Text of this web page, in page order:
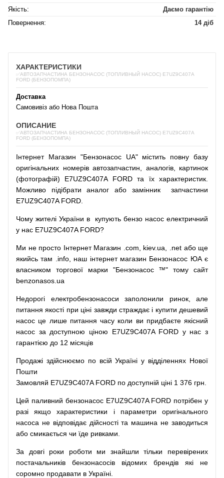
Якість:
Даємо гарантію
Повернення:
14 діб
ХАРАКТЕРИСТИКИ
✅АВТОЗАПЧАСТИНА БЕНЗОНАСОС (ТОПЛИВНЫЙ НАСОС) E7UZ9C407A
FORD (БЕНЗОПОМПА)
Доставка
Самовивіз або Нова Пошта
ОПИСАНИЕ
✅АВТОЗАПЧАСТИНА БЕНЗОНАСОС (ТОПЛИВНЫЙ НАСОС) E7UZ9C407A
FORD (БЕНЗОПОМПА)
Інтернет Магазин "Бензонасос UA" містить повну базу
оригінальних номерів автозапчастин аналогів,
картинок
(фотографій) E7UZ9C407A FORD та їх характеристик.
Можливо
підібрати аналог або замінникзапчастини
E7UZ9C407A FORD.
Чому жителі України в купують бензо насос електричний
у нас E7UZ9C407A FORD?
Ми не просто Інтернет Магазин .com kiev.ua .net або ще
якийсь там .info, наш інтернет магазин Бензонасос ЮА є
власником
торгової марки "Бензонасос ™" тому
сайт
benzonasos.ua
Недорогі електробензонасоси заполонили ринок,
але
питання якості при ціні завжди страждає і купити дешевий
насос це лише питання часу коли ви придбаєте якісний
насос за доступною ціною E7UZ9C407A FORD у нас з
гарантією до 12 місяців
Продажі здійснюємо по всій Україні у відділеннях Нової
Пошти
Замовляй E7UZ9C407A FORD по доступній ціні 1 376 грн.
Цей паливний бензонасосE7UZ9C407A FORD потрібен у
разі
якщо характеристики і параметри
оригінального
насоса не відповідає дійсності та машина не заводиться
або смикається чи їде ривками
За довгі роки роботи ми знайшли тільки
перевірених
постачальників
бензонасосів відомих брендів які
не
соромно продавати в Україні.